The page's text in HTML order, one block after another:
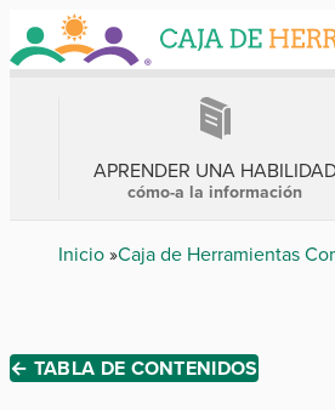
Skip
to
main
APRENDER UNA
cómo-a la información
Breadcrumb
Inicio Caja de Herramientas
← TABLA DE CONTENIDOS